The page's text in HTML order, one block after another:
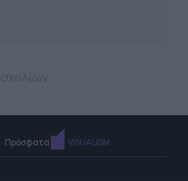
Πρόσφατα VISUALISM